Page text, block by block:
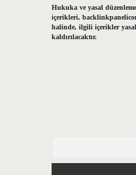
Hukuka ve yasal
içerikleri,
halinde, ilgili içerikler
kaldırılacaktır.